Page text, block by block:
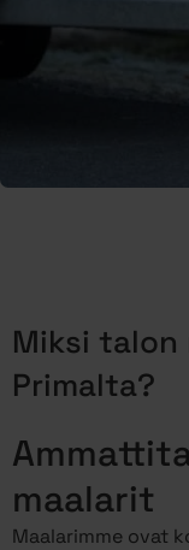
Miksi talon
Primalta?
maalarit
Maalarimme ovat